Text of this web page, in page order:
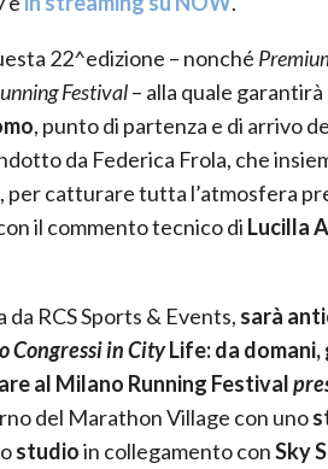
22^edizione – nonché
Festival– alla quale
, punto di partenza e di arrivo
da Federica Frola, che
catturare tutta l’atmosfera
il commento tecnico di Lucilla
da RCS Sports & Events, sarà
Congressi in CityLife: da domani,
al Milano Running Festival
del Marathon Village con uno
studioin collegamento conSky